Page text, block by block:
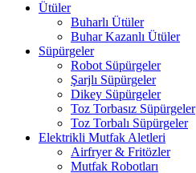
Ütüler
Buharlı Ütüler
Buhar Kazanlı Ütüler
Süpürgeler
Robot Süpürgeler
Şarjlı Süpürgeler
Dikey Süpürgeler
Toz Torbasız Süpürgeler
Toz Torbalı Süpürgeler
Elektrikli Mutfak Aletleri
Airfryer & Fritözler
Mutfak Robotları